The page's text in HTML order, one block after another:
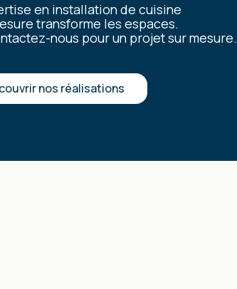
en installation de cuisine
transforme les espaces.
nous pour un projet sur mesure.
nos réalisations